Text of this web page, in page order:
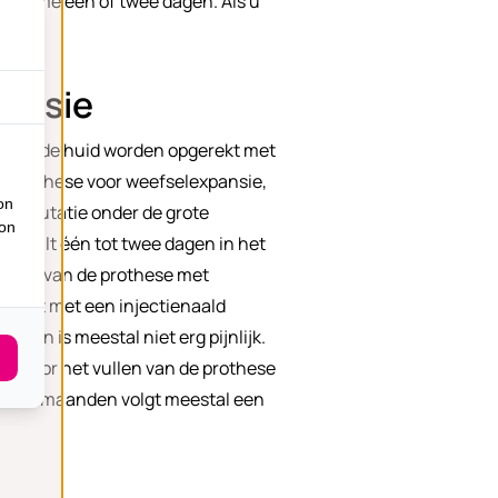
kan de huid worden opgerekt met
prothese voor weefselexpansie,
onder de grote
U zult één tot twee dagen in het
van de prothese met
met een injectienaald
en is meestal niet erg pijnlijk.
Voor het vullen van de prothese
zes maanden volgt meestal een